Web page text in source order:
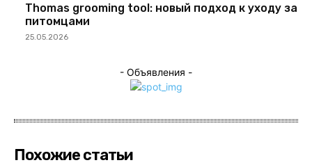
Thomas grooming tool: новый подход к уходу за
питомцами
25.05.2026
- Объявления -
Похожие статьи